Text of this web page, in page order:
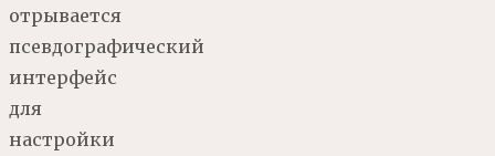
отрывается
псевдографический
интерфейс
для
настройки